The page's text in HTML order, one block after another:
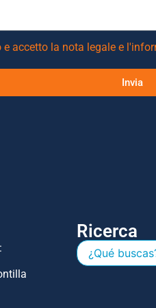
e accetto la nota legale e l'
Invia
Ricerca